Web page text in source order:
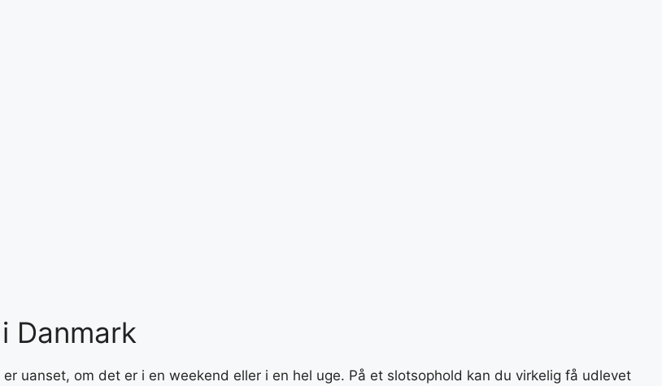
Danmark
uanset, om det er i en weekend eller i en hel uge. På et slotsophold kan du virkelig få udlevet